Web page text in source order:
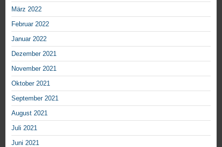
März 2022
Februar 2022
Januar 2022
Dezember 2021
November 2021
Oktober 2021
September 2021
August 2021
Juli 2021
Juni 2021